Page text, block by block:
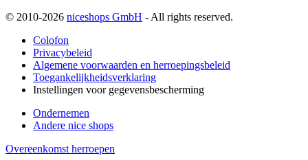
© 2010-2026 niceshops GmbH - All rights reserved.
Colofon
Privacybeleid
Algemene voorwaarden en herroepingsbeleid
Toegankelijkheidsverklaring
Instellingen voor gegevensbescherming
Ondernemen
Andere nice shops
Overeenkomst herroepen